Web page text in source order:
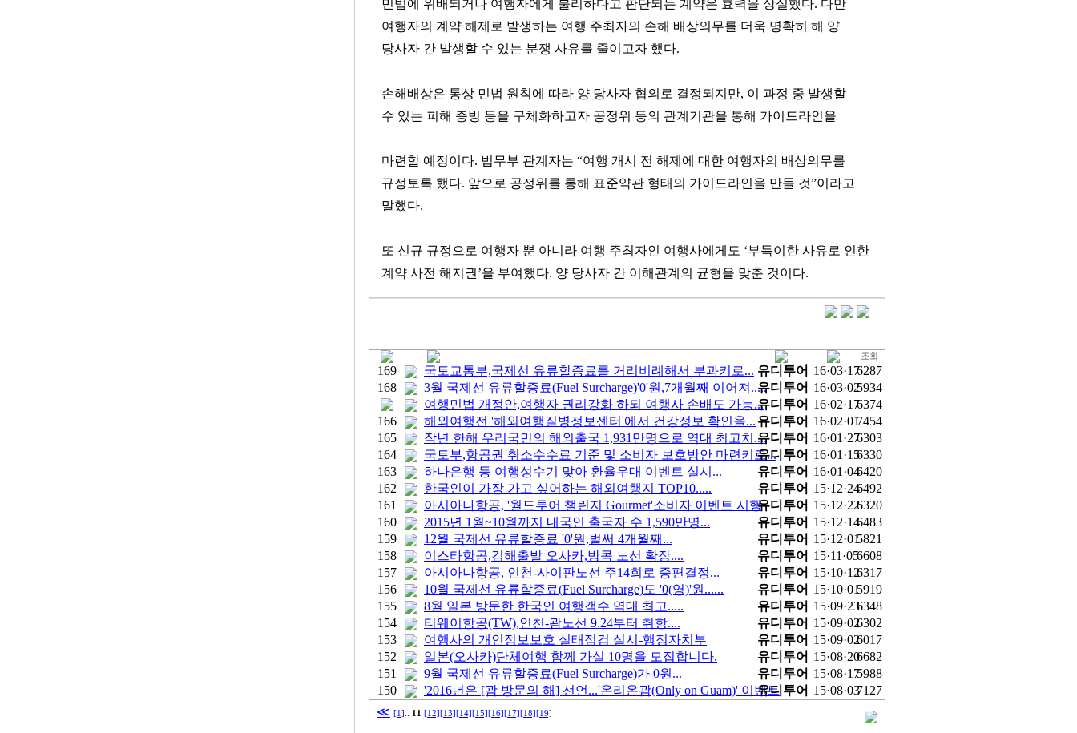
민법에 위배되거나 여행자에게 불리하다고 판단되는 계약은 효력을 상실했다. 다만
여행자의 계약 해제로 발생하는 여행 주최자의 손해 배상의무를 더욱 명확히 해 양
당사자 간 발생할 수 있는 분쟁 사유를 줄이고자 했다.
손해배상은 통상 민법 원칙에 따라 양 당사자 협의로 결정되지만, 이 과정 중 발생할
수 있는 피해 증빙 등을 구체화하고자 공정위 등의 관계기관을 통해 가이드라인을
마련할 예정이다. 법무부 관계자는 “여행 개시 전 해제에 대한 여행자의 배상의무를
규정토록 했다. 앞으로 공정위를 통해 표준약관 형태의 가이드라인을 만들 것”이라고
말했다.
또 신규 규정으로 여행자 뿐 아니라 여행 주최자인 여행사에게도 ‘부득이한 사유로 인한
계약 사전 해지권’을 부여했다. 양 당사자 간 이해관계의 균형을 맞춘 것이다.
169 국토교통부,국제선 유류할증료를 거리비례해서 부과키로... 유디투어 16·03·176287
168
3월 국제선 유류할증료(Fuel Surcharge)'0'원,7개월째 이어져.....유디투어 16·03·025934
여행민법 개정안,여행자 권리강화 하되 여행사 손배도 가능...유디투어 16·02·176374
166
해외여행전 '해외여행질병정보센터'에서 건강정보 확인을... 유디투어 16·02·017454
165
작년 한해 우리국민의 해외출국 1,931만명으로 역대 최고치....유디투어 16·01·276303
164
국토부,항공권 취소수수료 기준 및 소비자 보호방안 마련키로...유디투어 16·01·156330
163
하나은행 등 여행성수기 맞아 환율우대 이벤트 실시... 유디투어 16·01·046420
162
한국인이 가장 가고 싶어하는 해외여행지 TOP10..... 유디투어 15·12·246492
161
아시아나항공, '월드투어 챌린지 Gourmet'소비자 이벤트 시행유디투어 15·12·226320
160
2015년 1월~10월까지 내국인 출국자 수 1,590만명... 유디투어 15·12·146483
159
12월 국제선 유류할증료 '0'원,벌써 4개월째... 유디투어 15·12·015821
158
이스타항공,김해출발 오사카,방콕 노선 확장.... 유디투어 15·11·056608
157
아시아나항공, 인천-사이판노선 주14회로 증편결정... 유디투어 15·10·126317
156
10월 국제선 유류할증료(Fuel Surcharge)도 '0(영)'원...... 유디투어 15·10·015919
155
8월 일본 방문한 한국인 여행객수 역대 최고..... 유디투어 15·09·236348
154
티웨이항공(TW),인천-괌노선 9.24부터 취항.... 유디투어 15·09·026302
153
여행사의 개인정보보호 실태점검 실시-행정자치부 유디투어 15·09·026017
152
일본(오사카)단체여행 함께 가실 10명을 모집합니다. 유디투어 15·08·206682
151
9월 국제선 유류할증료(Fuel Surcharge)가 0원... 유디투어 15·08·175988
150
'2016년은 [괌 방문의 해] 선언...'온리온괌(Only on Guam)' 이벤트유디투어 15·08·037127
≪ [1] 11 [12] [13] [14] [15] [16] [17] [18] [19]